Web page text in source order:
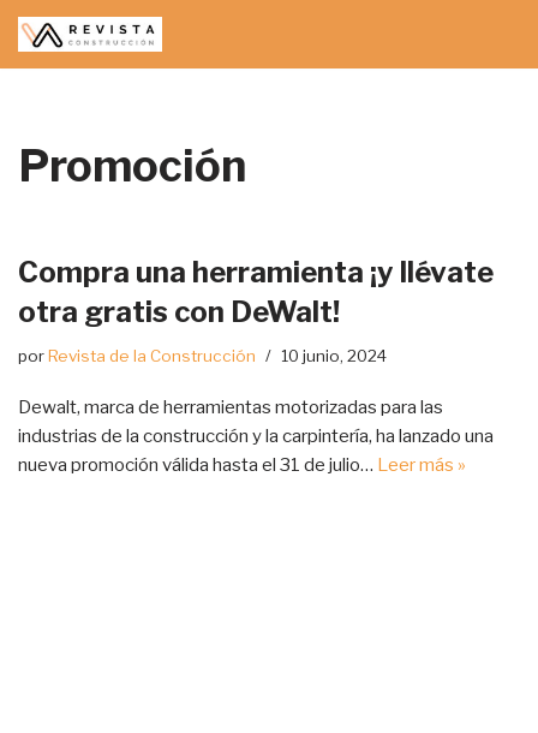
Saltar
Promoción
Compra una herramienta ¡y llévate
otra gratis con DeWalt!
porRevista de la Construcción 10 junio, 2024
Dewalt, marca de herramientas motorizadas para las
industrias de la construcción y la carpintería, ha lanzado una
nueva promoción válida hasta el 31 de julio… Leer más »